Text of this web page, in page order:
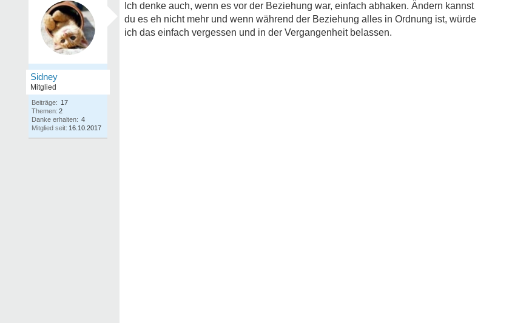
Sidney
Mitglied
Beiträge: 17
Themen: 2
Danke erhalten: 4
Mitglied seit: 16.10.2017
Ich denke auch, wenn es vor der Beziehung war, einfach abhaken. Ändern kannst
du es eh nicht mehr und wenn während der Beziehung alles in Ordnung ist, würde
ich das einfach vergessen und in der Vergangenheit belassen.